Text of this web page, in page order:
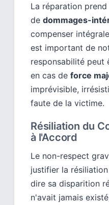
La réparation
de dommages-
compenser
est important de
responsabilité peut
en cas de force
imprévisible,
faute de la victime.
Résiliation du
à l'Accord
Le non-respect
justifier la
dire sa disparition
n'avait jamais